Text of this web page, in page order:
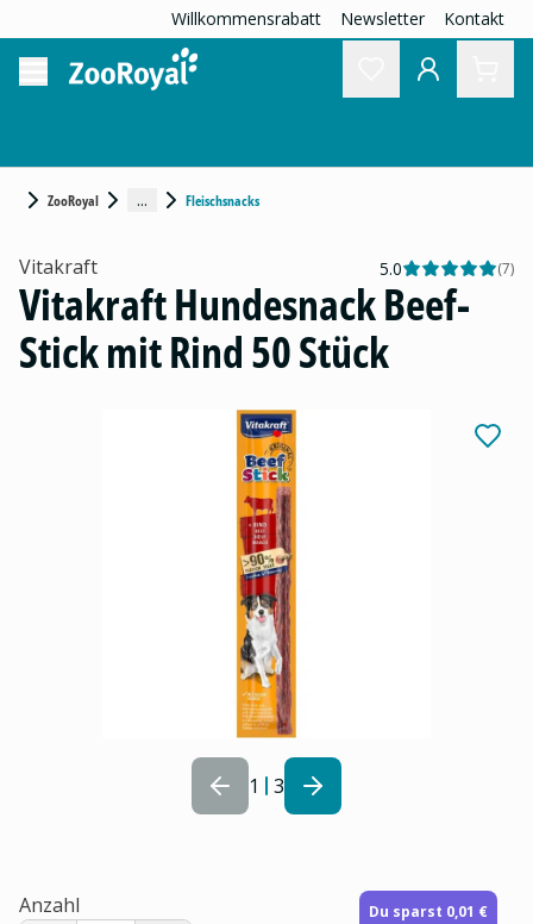
Willkommensrabatt Newsletter Kontakt
ZooRoyal ... Fleischsnacks
1 3
Vitakraft 5.0 (7)
Vitakraft Hundesnack Beef-
Stick mit Rind 50 Stück
Anzahl Du sparst 0,01 €